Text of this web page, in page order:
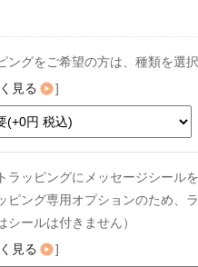
ングをご希望の方は、種類を選
見る ]
ラッピングにメッセージシール
ピング専用オプションのため、
シールは付きません）
見る ]